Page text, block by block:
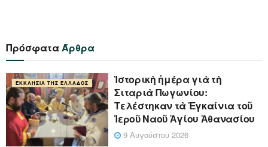
ΠρόσφαταΆρθρα
ΕΚΚΛΗΣΊΑ ΤΗΣ ΕΛΛΆΔΟΣ
Ἱστορικὴ ἡμέρα γιὰ τὴ
Σιταριὰ Πωγωνίου:
Τελέστηκαν τὰ Ἐγκαίνια τοῦ
Ἱεροῦ Ναοῦ Ἁγίου Ἀθανασίου
9 Αυγούστου 2026